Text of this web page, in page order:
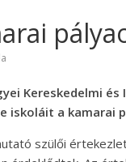
Kereskedelmi
iskoláit a kamarai
szülői